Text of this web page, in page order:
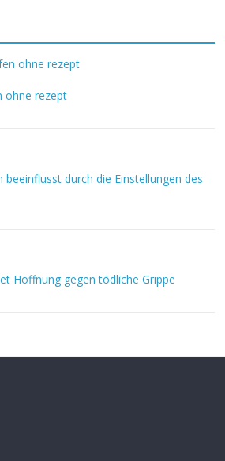
ohne rezept
beeinflusst durch die Einstellungen des
Hoffnung gegen tödliche Grippe